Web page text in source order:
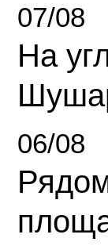
07/08
На
06/08